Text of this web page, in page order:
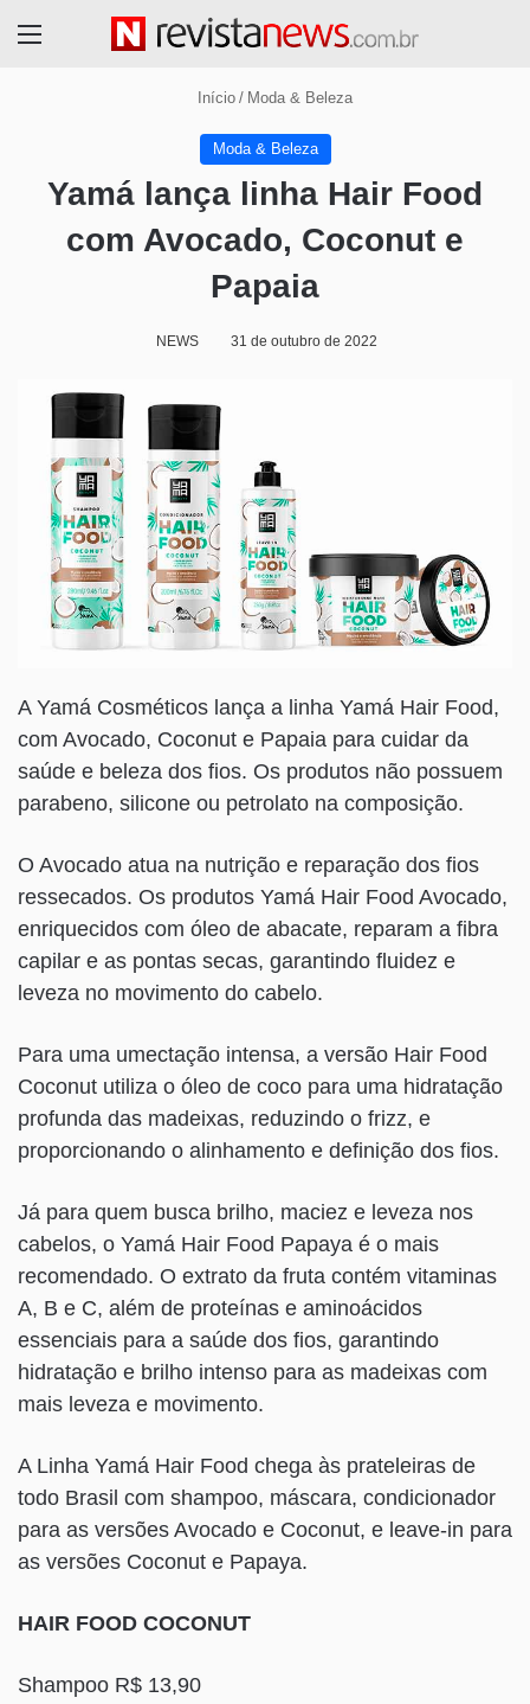
Início / Moda & Beleza
Moda & Beleza
Yamá lança linha Hair Food
com Avocado, Coconut e
Papaia
NEWS 31 de outubro de 2022
A Yamá Cosméticos lança a linha Yamá Hair Food,
com Avocado, Coconut e Papaia para cuidar da
saúde e beleza dos fios. Os produtos não possuem
parabeno, silicone ou petrolato na composição.
O Avocado atua na nutrição e reparação dos fios
ressecados. Os produtos Yamá Hair Food Avocado,
enriquecidos com óleo de abacate, reparam a fibra
capilar e as pontas secas, garantindo fluidez e
leveza no movimento do cabelo.
Para uma umectação intensa, a versão Hair Food
Coconut utiliza o óleo de coco para uma hidratação
profunda das madeixas, reduzindo o frizz, e
proporcionando o alinhamento e definição dos fios.
Já para quem busca brilho, maciez e leveza nos
cabelos, o Yamá Hair Food Papaya é o mais
recomendado. O extrato da fruta contém vitaminas
A, B e C, além de proteínas e aminoácidos
essenciais para a saúde dos fios, garantindo
hidratação e brilho intenso para as madeixas com
mais leveza e movimento.
A Linha Yamá Hair Food chega às prateleiras de
todo Brasil com shampoo, máscara, condicionador
para as versões Avocado e Coconut, e leave-in para
as versões Coconut e Papaya.
HAIR FOOD COCONUT
Shampoo R$ 13,90